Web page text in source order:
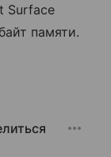
Surface
памяти.